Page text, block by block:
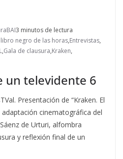
3 minutos de lectura
libro negro de las horas,Entrevistas,
,Gala de clausura,Kraken,
un televidente 6
Presentación de “Kraken. El
cinematográfica del
de Urturi, alfombra
y reflexión final de un